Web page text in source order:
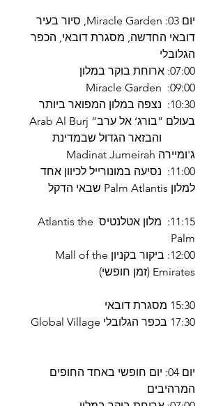
יום 03: Miracle Garden, סיור בעיר
דובאי החדשה, מסגרת דובאי, הכפר
הגלובלי
07:00: ארוחת בוקר במלון
09:00: Miracle Garden
10:30: נצפה במלון המפואר ביותר
בעולם ”בורג‘ אל ערב“ Arab Al Burj
והבזאר הגדול שבמדינת
ג'ומיירה Madinat Jumeirah
11:00: נסיעה במונורייל לכיוון אחד
למלון Palm Atlantis שבאי הדקל
11:15: מלון אטלנטיס Atlantis the
Palm
12:00: ביקור בקניון Mall of the
Emirates (זמן חופשי)
15:30 מסגרת דובאי
17:30 בכפר הגלובלי Global Village
יום 04: יום חופשי באחד החופים
המרהיבים